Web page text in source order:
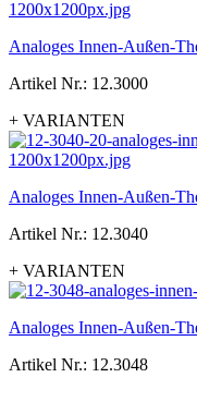
Analoges Innen-Außen-
Artikel Nr.: 12.3000
+ VARIANTEN
Analoges Innen-Außen-
Artikel Nr.: 12.3040
+ VARIANTEN
Analoges Innen-Außen-
Artikel Nr.: 12.3048